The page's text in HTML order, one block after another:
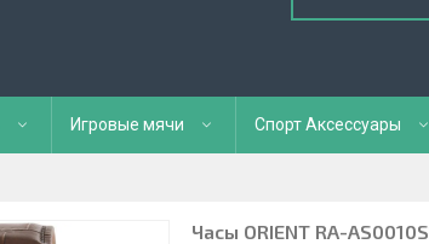
Игровые мячи Спорт Аксессуары
Часы ORIENT RA-